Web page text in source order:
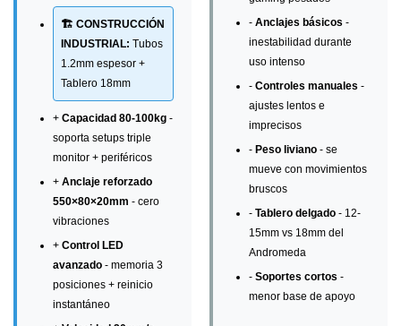
🏗️ CONSTRUCCIÓN
INDUSTRIAL: Tubos
1.2mm espesor +
Tablero 18mm
+ Capacidad 80-100kg -
soporta setups triple
monitor + periféricos
+ Anclaje reforzado
550×80×20mm - cero
vibraciones
+ Control LED
avanzado - memoria 3
posiciones + reinicio
instantáneo
- Anclajes básicos -
inestabilidad durante
uso intenso
- Controles manuales -
ajustes lentos e
imprecisos
- Peso liviano - se
mueve con movimientos
bruscos
- Tablero delgado - 12-
15mm vs 18mm del
Andromeda
- Soportes cortos -
menor base de apoyo